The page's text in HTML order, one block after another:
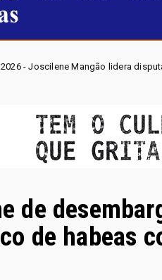
disputa por vaga na Alego em
de
de habeas